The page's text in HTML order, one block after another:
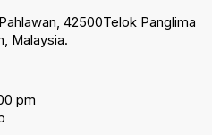
42500Telok Panglima
Malaysia.
pm